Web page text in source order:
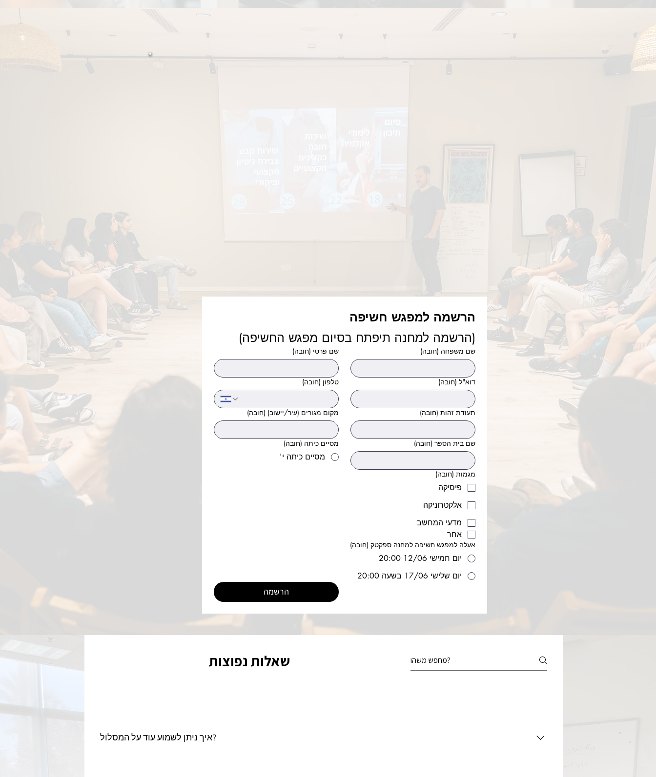
הרשמה למפגש חשיפה
(הרשמה למחנה תיפתח בסיום מפגש החשיפה)
שם משפחה (חובה) שם פרטי (חובה)
דוא"ל (חובה) טלפון (חובה)
תעודת זהות (חובה) מקום מגורים (עיר/יישוב) (חובה)
שם בית הספר (חובה) מסיים כיתה (חובה)
מסיים כיתה י'
מגמות (חובה)
פיסיקה
אלקטרוניקה
מדעי המחשב
אחר
אעלה למפגש חשיפה למחנה ספקטק (חובה)
יום חמישי 12/06 20:00
יום שלישי 17/06 בשעה 20:00
הרשמה
שאלות נפוצות
איך ניתן לשמוע עוד על המסלול?
יש להירשם בטופס הייעודי באתר, ואנחנו ניצור איתכם קשר לקראת ימי חשיפה והרשמה.